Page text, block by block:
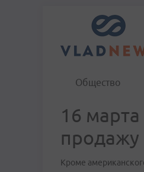
Общество
16
продажу
Кроме